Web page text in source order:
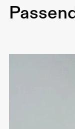
⁠Größe Bänke: